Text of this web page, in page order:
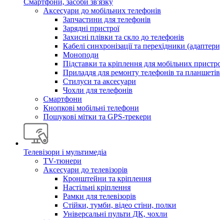
Смартфони, засоби зв'язку
Аксесуари до мобільних телефонів
Запчастини для телефонів
Зарядні пристрої
Захисні плівки та скло до телефонів
Кабелі синхронізації та перехідники
Моноподи
Підставки та кріплення для мобільних
Приладдя для ремонту телефонів та планшетів
Стилуси та аксесуари
Чохли для телефонів
Смартфони
Кнопкові мобільні телефони
Пошукові мітки та GPS-трекери
Телевізори і мультимедіа
TV-тюнери
Аксесуари до телевізорів
Кронштейни та кріплення
Настільні кріплення
Рамки для телевізорів
Стійки, тумби, відео стіни, полки
Універсальні пульти ДК, чохли